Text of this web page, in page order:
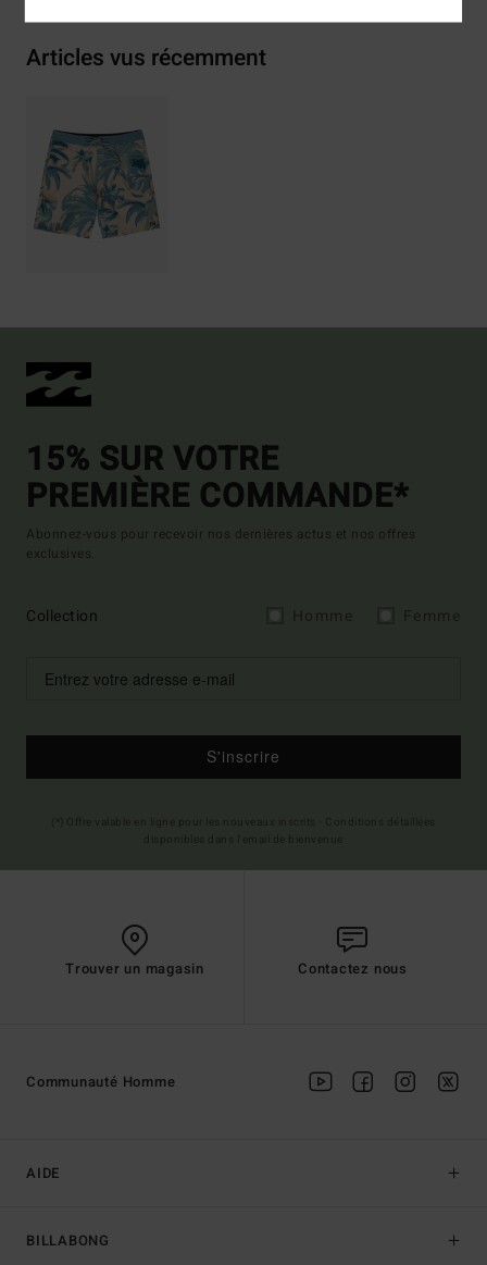
Articles vus récemment
15% SUR VOTRE
PREMIÈRE COMMANDE*
Abonnez-vous pour recevoir nos dernières actus et nos offres
exclusives.
Collection
S'inscrire
Trouver un magasin Contactez nous
AIDE
BILLABONG
Communauté Homme